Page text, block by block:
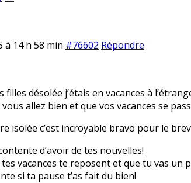
à 14 h 58 min #76602 Répondre
filles désolée j’étais en vacances à
vous allez bien et que vos vacances se
isolée c’est incroyable bravo pour le
d’avoir de tes nouvelles!
tes vacances te reposent et que tu vas un
si ta pause t’as fait du bien!